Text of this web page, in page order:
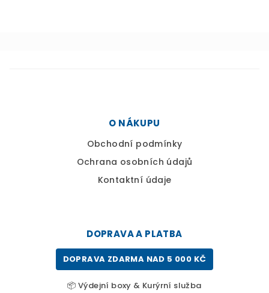
O NÁKUPU
Obchodní podmínky
Ochrana osobních údajů
Kontaktní údaje
DOPRAVA A PLATBA
DOPRAVA ZDARMA NAD 5 000 KČ
📦 Výdejní boxy & Kurýrní služba